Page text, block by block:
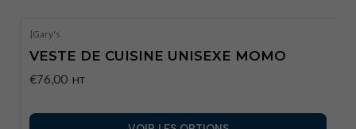
|Gary's
VESTE DE CUISINE UNISEXE MOMO
€76,00 HT